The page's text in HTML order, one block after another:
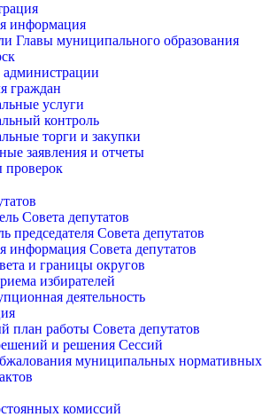
информация
Главы муниципального образования
администрации
граждан
услуги
контроль
торги и закупки
заявления и отчеты
проверок
Совета депутатов
председателя Совета депутатов
информация Совета депутатов
и границы округов
избирателей
деятельность
план работы Совета депутатов
и решения Сессий
муниципальных нормативных
комиссий